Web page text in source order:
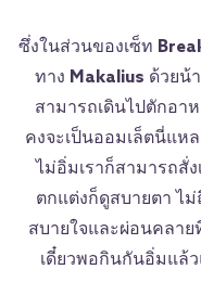
ซึ่งในส่วนของเซ็ท
ทาง Makalius ด้วยน้
สามารถเดินไปตักอา
คงจะเป็นออมเล็ตนี่แห
ไม่อิ่มเราก็สามารถสั่
ตกแต่งก็ดูสบายตา ไ
สบายใจและผ่อนคลา
เดี๋ยวพอกินกันอิ่มแล้